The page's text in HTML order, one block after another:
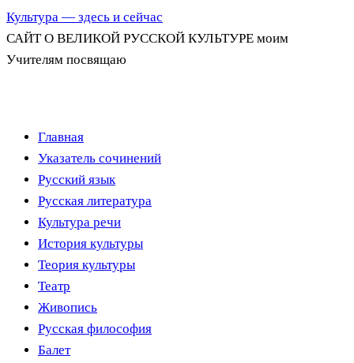
Культура — здесь и сейчас
САЙТ О ВЕЛИКОЙ РУССКОЙ КУЛЬТУРЕ моим
Учителям посвящаю
Перейти
содержимому
Главная
Указатель сочинений
Русский язык
Русская литература
Культура речи
История культуры
Теория культуры
Театр
Живопись
Русская философия
Балет